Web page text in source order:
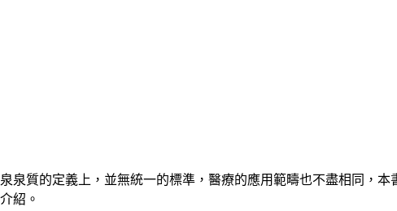
質的定義上，並無統一的標準，醫療的應用範疇也不盡相同，本
紹。